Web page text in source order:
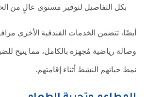
بكل التفاصيل لتوفير مستوى عالٍ من
أيضًا، تتضمن الخدمات الفندقية الأخرى
وصالة رياضية مُجهزة بالكامل، مما يتيح
نمط حياتهم النشط أثناء إقامتهم.